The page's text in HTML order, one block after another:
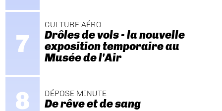
CULTURE AÉRO
Drôles de vols - la nouvelle
exposition temporaire au
Musée de l'Air
DÉPOSE MINUTE
De rêve et de sang